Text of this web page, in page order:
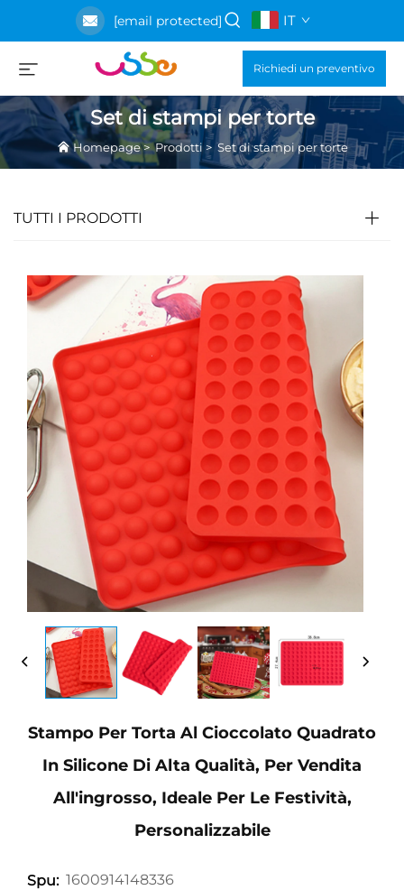
[email protected] IT
Richiedi un preventivo
Set di stampi per torte
Homepage>Prodotti >Set di stampi per torte
TUTTI I PRODOTTI
Stampo Per Torta Al Cioccolato Quadrato
In Silicone Di Alta Qualità, Per Vendita
All'ingrosso, Ideale Per Le Festività,
Personalizzabile
Spu: 1600914148336